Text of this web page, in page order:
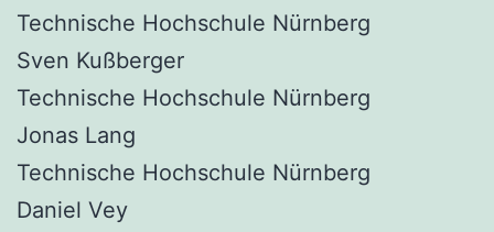
Technische Hochschule Nürnberg
Sven Kußberger
Technische Hochschule Nürnberg
Jonas Lang
Technische Hochschule Nürnberg
Daniel Vey